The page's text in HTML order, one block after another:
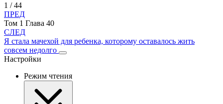
1 / 44
ПРЕД
Том 1 Глава 40
СЛЕД
Я стала мачехой для ребенка, которому оставалось жить
совсем недолго
Настройки
Режим чтения